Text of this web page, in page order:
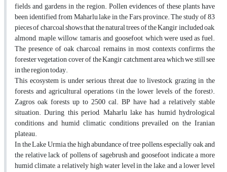
fields and gardens in the region. Pollen evidences of these plants have
been identified from Maharlu lake in the Fars province. The study of 83
pieces of charcoal shows that the natural trees of the Kangir included oak,
almond, maple, willow, tamaris, and goosefoot, which were used as fuel.
The presence of oak charcoal remains in most contexts confirms the
forester vegetation cover of the Kangir catchment area which we still see
in the region today.
This ecosystem is under serious threat due to livestock grazing in the
forests and agricultural operations (in the lower levels of the forest).
Zagros oak forests up to 2500 cal. BP have had a relatively stable
situation. During this period, Maharlu lake has humid hydrological
conditions and humid climatic conditions prevailed on the Iranian
plateau.
In the Lake Urmia, the high abundance of tree pollens, especially oak, and
the relative lack of pollens of sagebrush and goosefoot indicate a more
humid climate, a relatively high water level in the lake, and a lower level